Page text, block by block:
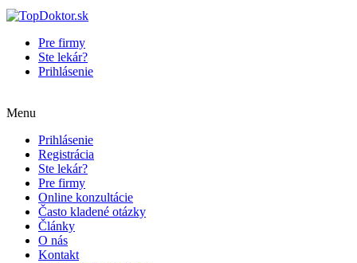
Pre firmy
Ste lekár?
Prihlásenie
Menu
Prihlásenie
Registrácia
Ste lekár?
Pre firmy
Online konzultácie
Často kladené otázky
Články
O nás
Kontakt